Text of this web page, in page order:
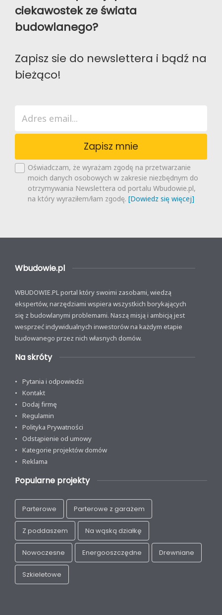
ciekawostek ze świata
budowlanego?
Zapisz sie do newslettera i bądź na
bieżąco!
Zapisz mnie
Oświadczam, że wyrażam zgodę na przetwarzanie
moich danych osobowych w zakresie niezbędnym do
otrzymywania Newslettera od portalu Wbudowie.pl,
na który wyraziłem/łam zgodę. [Dowiedz się więcej]
Wbudowie.pl
WBUDOWIE.PL portal który swoimi zasobami, wiedzą
ekspertów, narzędziami wspiera wszystkich borykających
się z budowlanymi problemami. Naszą misją i ambicją jest
wesprzeć indywidualnych inwestorów na każdym etapie
budowanego przez nich własnych domów.
Na skróty
Pytania i odpowiedzi
Kontakt
Dodaj firmę
Regulamin
Polityka Prywatności
Odstąpienie od umowy
Kategorie projektów domów
Reklama
Popularne projekty
Parterowe Parterowe z garażem
Z poddaszem Na wąską działkę
Nowoczesne Energooszczędne Drewniane
Szkieletowe